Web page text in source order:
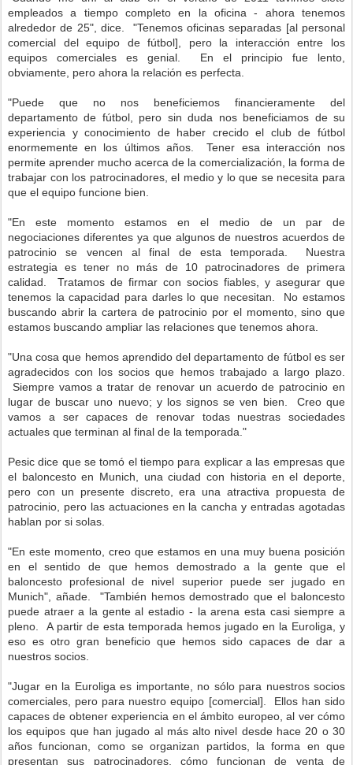
empleados a tiempo completo en la oficina - ahora tenemos
alrededor de 25", dice. "Tenemos oficinas separadas [al personal
comercial del equipo de fútbol], pero la interacción entre los
equipos comerciales es genial. En el principio fue lento,
obviamente, pero ahora la relación es perfecta.
"Puede que no nos beneficiemos financieramente del
departamento de fútbol, pero sin duda nos beneficiamos de su
experiencia y conocimiento de haber crecido el club de fútbol
enormemente en los últimos años. Tener esa interacción nos
permite aprender mucho acerca de la comercialización, la forma de
trabajar con los patrocinadores, el medio y lo que se necesita para
que el equipo funcione bien.
"En este momento estamos en el medio de un par de
negociaciones diferentes ya que algunos de nuestros acuerdos de
patrocinio se vencen al final de esta temporada. Nuestra
estrategia es tener no más de 10 patrocinadores de primera
calidad. Tratamos de firmar con socios fiables, y asegurar que
tenemos la capacidad para darles lo que necesitan. No estamos
buscando abrir la cartera de patrocinio por el momento, sino que
estamos buscando ampliar las relaciones que tenemos ahora.
"Una cosa que hemos aprendido del departamento de fútbol es ser
agradecidos con los socios que hemos trabajado a largo plazo.
Siempre vamos a tratar de renovar un acuerdo de patrocinio en
lugar de buscar uno nuevo; y los signos se ven bien. Creo que
vamos a ser capaces de renovar todas nuestras sociedades
actuales que terminan al final de la temporada."
Pesic dice que se tomó el tiempo para explicar a las empresas que
el baloncesto en Munich, una ciudad con historia en el deporte,
pero con un presente discreto, era una atractiva propuesta de
patrocinio, pero las actuaciones en la cancha y entradas agotadas
hablan por si solas.
"En este momento, creo que estamos en una muy buena posición
en el sentido de que hemos demostrado a la gente que el
baloncesto profesional de nivel superior puede ser jugado en
Munich", añade. "También hemos demostrado que el baloncesto
puede atraer a la gente al estadio - la arena esta casi siempre a
pleno. A partir de esta temporada hemos jugado en la Euroliga, y
eso es otro gran beneficio que hemos sido capaces de dar a
nuestros socios.
"Jugar en la Euroliga es importante, no sólo para nuestros socios
comerciales, pero para nuestro equipo [comercial]. Ellos han sido
capaces de obtener experiencia en el ámbito europeo, al ver cómo
los equipos que han jugado al más alto nivel desde hace 20 o 30
años funcionan, como se organizan partidos, la forma en que
presentan sus patrocinadores, cómo funcionan de venta de